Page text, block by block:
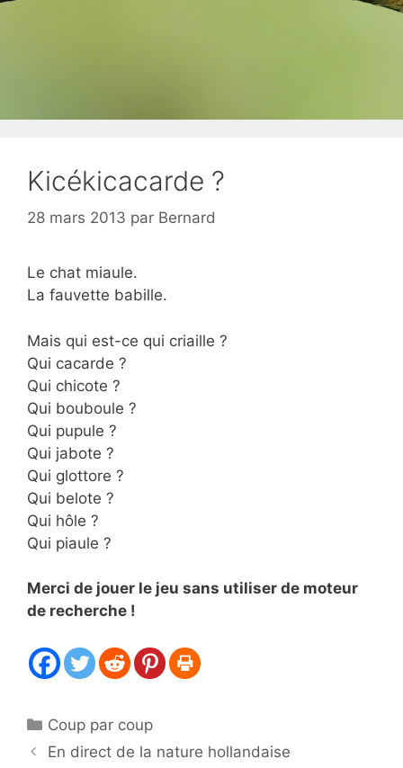
Kicékicacarde ?
28 mars 2013 par Bernard
Le chat miaule.
La fauvette babille.
Mais qui est-ce qui criaille ?
Qui cacarde ?
Qui chicote ?
Qui bouboule ?
Qui pupule ?
Qui jabote ?
Qui glottore ?
Qui belote ?
Qui hôle ?
Qui piaule ?
Merci de jouer le jeu sans utiliser de moteur
de recherche !
Catégories
Coup par coup
En direct de la nature hollandaise